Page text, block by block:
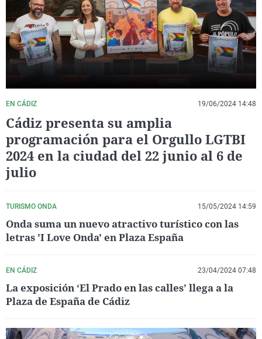
La rosa de los vientos
Gente viajera
Como el perro y el
Caso
Retornados
Equipo de
Operación Viuda
Extremadura
Galicia
La Rioja
País Vasco
Virales
Televisión
Elecciones
EN CÁDIZ 19/06/2024 14:48
Cádiz presenta su amplia
programación para el Orgullo LGTBI
2024 en la ciudad del 22 junio al 6 de
julio
TURISMO ONDA 15/05/2024 14:59
Onda suma un nuevo atractivo turístico con las
letras 'I Love Onda' en Plaza España
EN CÁDIZ 23/04/2024 07:48
La exposición ‘El Prado en las calles’ llega a la
Plaza de España de Cádiz